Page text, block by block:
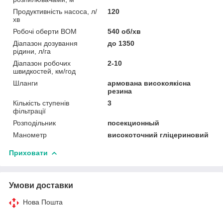
Продуктивність насоса, л/
хв
120
Робочі оберти ВОМ
540 об/хв
Діапазон дозування
рідини, л/га
до 1350
Діапазон робочих
швидкостей, км/год
2-10
Шланги
армована високоякісна
резина
Кількість ступенів
фільтрації
3
Розподільник
посекционный
Манометр
високоточний гліцериновий
Приховати
Умови доставки
Нова Пошта